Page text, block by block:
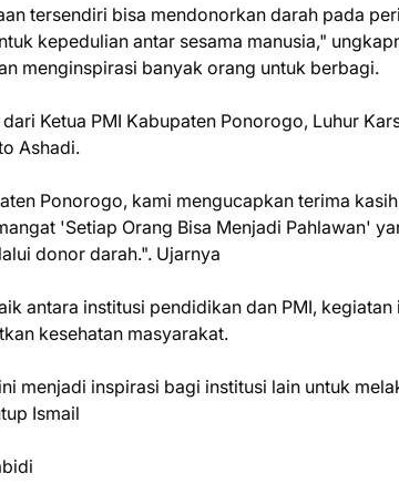
tersendiri bisa mendonorkan darah pada
kepedulian antar sesama manusia,"
menginspirasi banyak orang untuk berbagi.
Ketua PMI Kabupaten Ponorogo, Luhur
Ashadi.
Ponorogo, kami mengucapkan terima
'Setiap Orang Bisa Menjadi Pahlawan'
donor darah.". Ujarnya
antara institusi pendidikan dan PMI,
kesehatan masyarakat.
menjadi inspirasi bagi institusi lain untuk
Ismail